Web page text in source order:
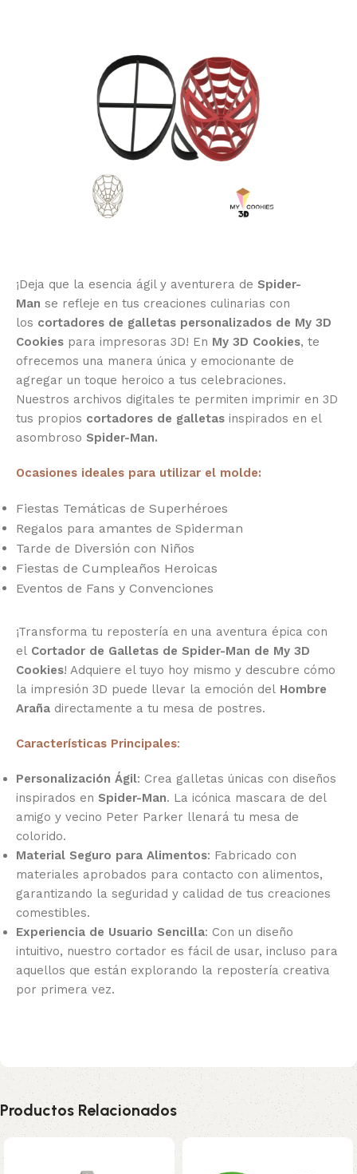
¡Deja que la esencia ágil y aventurera de Spider-
Man se refleje en tus creaciones culinarias con
los cortadores de galletas personalizados de My 3D
Cookies para impresoras 3D! En My 3D Cookies, te
ofrecemos una manera única y emocionante de
agregar un toque heroico a tus celebraciones.
Nuestros archivos digitales te permiten imprimir en 3D
tus propios cortadores de galletas inspirados en el
asombroso Spider-Man.
Ocasiones ideales para utilizar el molde:
Fiestas Temáticas de Superhéroes
Regalos para amantes de Spiderman
Tarde de Diversión con Niños
Fiestas de Cumpleaños Heroicas
Eventos de Fans y Convenciones
¡Transforma tu repostería en una aventura épica con
el Cortador de Galletas de Spider-Man de My 3D
Cookies! Adquiere el tuyo hoy mismo y descubre cómo
la impresión 3D puede llevar la emoción del Hombre
Araña directamente a tu mesa de postres.
Características Principales:
Personalización Ágil: Crea galletas únicas con diseños
inspirados en Spider-Man. La icónica mascara de del
amigo y vecino Peter Parker llenará tu mesa de
colorido.
Material Seguro para Alimentos: Fabricado con
materiales aprobados para contacto con alimentos,
garantizando la seguridad y calidad de tus creaciones
comestibles.
Experiencia de Usuario Sencilla: Con un diseño
intuitivo, nuestro cortador es fácil de usar, incluso para
aquellos que están explorando la repostería creativa
por primera vez.
Productos Relacionados